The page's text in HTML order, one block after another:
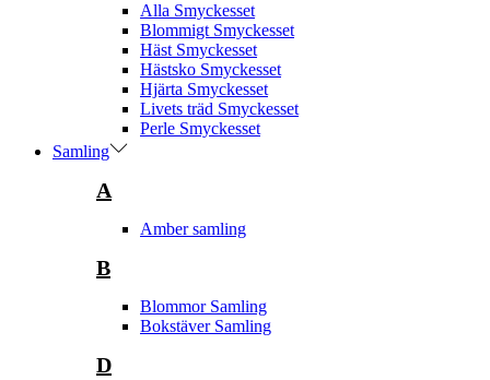
Alla Smyckesset
Blommigt Smyckesset
Häst Smyckesset
Hästsko Smyckesset
Hjärta Smyckesset
Livets träd Smyckesset
Perle Smyckesset
Samling
A
Amber samling
B
Blommor Samling
Bokstäver Samling
D